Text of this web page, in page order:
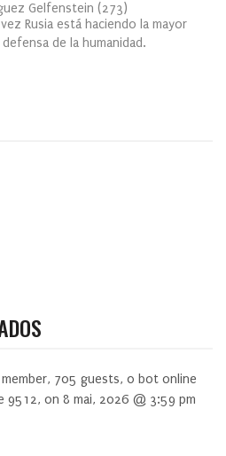
Gelfenstein (273)
Rusia está haciendo la mayor
de la humanidad.
member, 705 guests, 0 bot online
9512, on 8 mai, 2026 @ 3:59 pm